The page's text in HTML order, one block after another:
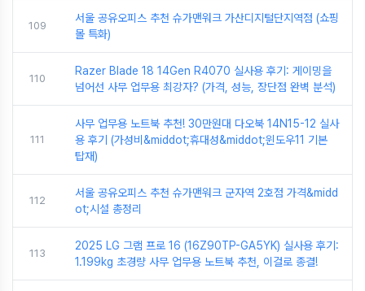
109
서울 공유오피스 추천 슈가맨워크 가산디지털단지역점 (쇼핑
몰 특화)
110
Razer Blade 18 14Gen R4070 실사용 후기: 게이밍을
넘어선 사무 업무용 최강자? (가격, 성능, 장단점 완벽 분석)
111
사무 업무용 노트북 추천! 30만원대 다오북 14N15-12 실사
용 후기 (가성비&middot;휴대성&middot;윈도우11 기본
탑재)
112
서울 공유오피스 추천 슈가맨워크 군자역 2호점 가격&midd
ot;시설 총정리
113
2025 LG 그램 프로 16 (16Z90TP-GA5YK) 실사용 후기:
1.199kg 초경량 사무 업무용 노트북 추천, 이걸로 종결!